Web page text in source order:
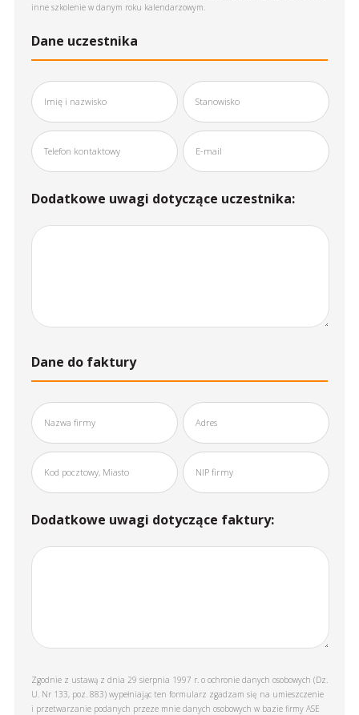
inne szkolenie w danym roku kalendarzowym.
Dane uczestnika
Dodatkowe uwagi dotyczące uczestnika:
Dane do faktury
Dodatkowe uwagi dotyczące faktury:
Zgodnie z ustawą z dnia 29 sierpnia 1997 r. o ochronie danych osobowych (Dz.
U. Nr 133, poz. 883) wypełniając ten formularz zgadzam się na umieszczenie
i przetwarzanie podanych przeze mnie danych osobowych w bazie firmy ASE